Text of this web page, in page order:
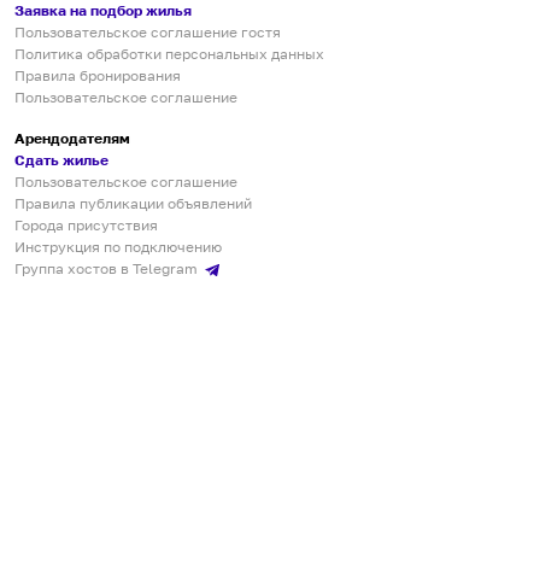
Заявка на подбор жилья
Пользовательское соглашение гостя
Политика обработки персональных данных
Правила бронирования
Пользовательское соглашение
Арендодателям
Сдать жилье
Пользовательское соглашение
Правила публикации объявлений
Города присутствия
Инструкция по подключению
Группа хостов в Telegram